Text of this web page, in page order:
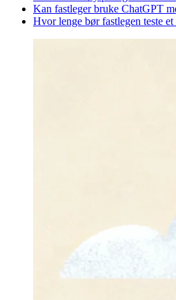
Kan fastleger bruke ChatGPT
Hvor lenge bør fastlegen teste